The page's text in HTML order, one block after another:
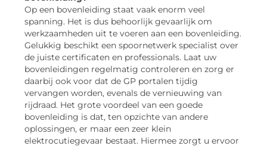
Op een bovenleiding staat vaak enorm veel
spanning. Het is dus behoorlijk gevaarlijk om
werkzaamheden uit te voeren aan een bovenleiding.
Gelukkig beschikt een spoornetwerk specialist over
de juiste certificaten en professionals. Laat uw
bovenleidingen regelmatig controleren en zorg er
daarbij ook voor dat de GP portalen tijdig
vervangen worden, evenals de vernieuwing van
rijdraad. Het grote voordeel van een goede
bovenleiding is dat, ten opzichte van andere
oplossingen, er maar een zeer klein
elektrocutiegevaar bestaat. Hiermee zorgt u ervoor